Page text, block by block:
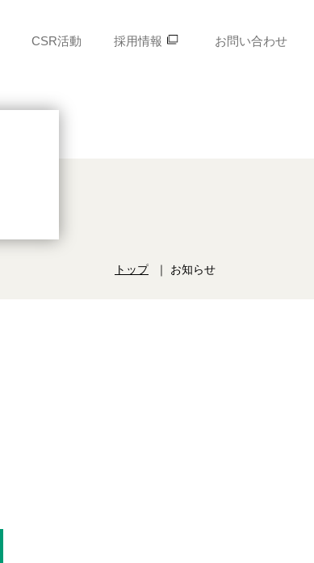
CSR活動 採用情報 お問い合わせ
トップ お知らせ